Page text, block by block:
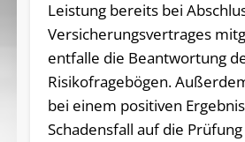
Leistung bereits bei
Versicherungsvertrages
entfalle die Beantwortung
Risikofragebögen.
bei einem positiven
Schadensfall auf die